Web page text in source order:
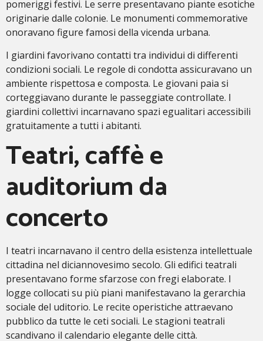
pomeriggi festivi. Le serre presentavano piante esotiche
originarie dalle colonie. Le monumenti commemorative
onoravano figure famosi della vicenda urbana.
I giardini favorivano contatti tra individui di differenti
condizioni sociali. Le regole di condotta assicuravano un
ambiente rispettosa e composta. Le giovani paia si
corteggiavano durante le passeggiate controllate. I
giardini collettivi incarnavano spazi egualitari accessibili
gratuitamente a tutti i abitanti.
Teatri, caffè e
auditorium da
concerto
I teatri incarnavano il centro della esistenza intellettuale
cittadina nel diciannovesimo secolo. Gli edifici teatrali
presentavano forme sfarzose con fregi elaborate. I
logge collocati su più piani manifestavano la gerarchia
sociale del uditorio. Le recite operistiche attraevano
pubblico da tutte le ceti sociali. Le stagioni teatrali
scandivano il calendario elegante delle città.